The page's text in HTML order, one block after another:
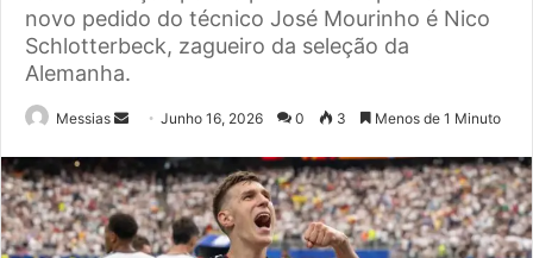
novo pedido do técnico José Mourinho é Nico
Schlotterbeck, zagueiro da seleção da
Alemanha.
Messias
Send
email
Junho 16, 2026 0 3 Menos de 1 Minuto